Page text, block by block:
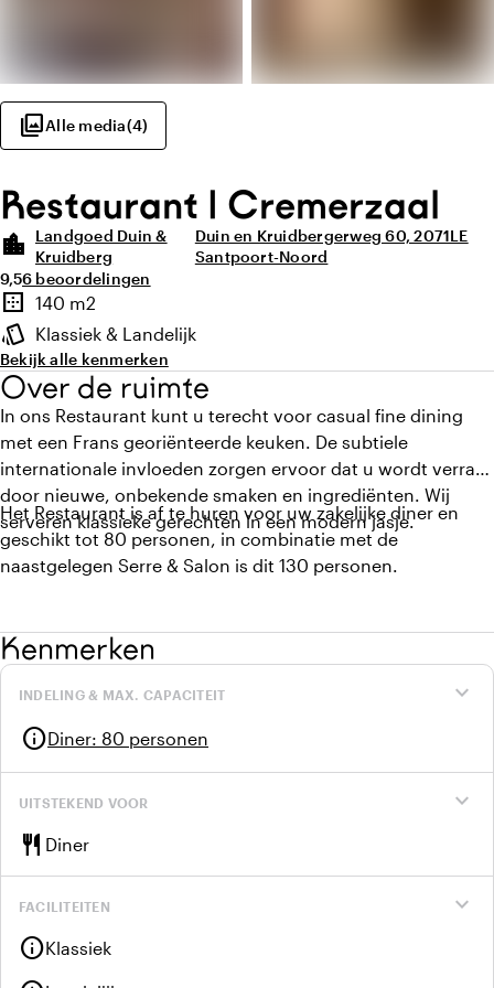
photo_libraryAlle media(4)
Restaurant | Cremerzaal
location_city
Landgoed Duin &
Kruidberg
Duin en Kruidbergerweg 60, 2071LE
Santpoort-Noord
Gemiddelde beoordeling van 9,5 uit 10
9,5Aantal beoordelingen: 6
6 beoordelingen
Highlights
border_outer
Oppervlakte
140 m2
style
Sfeer en uitstraling
Klassiek & Landelijk
Bekijk alle kenmerken
Over de ruimte
In ons Restaurant kunt u terecht voor casual fine dining
met een Frans georiënteerde keuken. De subtiele
internationale invloeden zorgen ervoor dat u wordt verrast
door nieuwe, onbekende smaken en ingrediënten. Wij
serveren klassieke gerechten in een modern jasje.
Het Restaurant is af te huren voor uw zakelijke diner en
geschikt tot 80 personen, in combinatie met de
naastgelegen Serre & Salon is dit 130 personen.
Kenmerken
expand_more
INDELING & MAX. CAPACITEIT
infoDiner: 80 personen
expand_more
UITSTEKEND VOOR
restaurant Diner
expand_more
FACILITEITEN
infoKlassiek